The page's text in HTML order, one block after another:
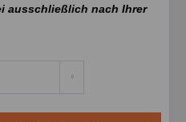
ausschließlich nach Ihrer